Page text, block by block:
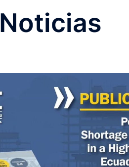
Noticias